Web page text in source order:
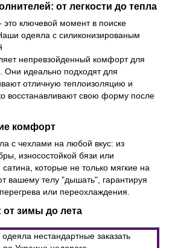
от легкости до тепла
ключевой момент в поиске
одеяла с силиконизированым
непревзойденный комфорт для
Они идеально подходят для
отличную теплоизоляцию и
восстанавливают свою форму после
комфорт
с чехлами на любой вкус: из
износостойкой бязи или
которые не только мягкие на
вашему телу "дышать", гарантируя
или переохлаждения.
зимы до лета